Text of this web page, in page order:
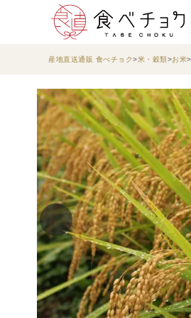
産地直送通販 食べチョク 米・穀類 お米